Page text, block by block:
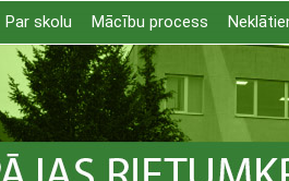
Par skolu Mācību process